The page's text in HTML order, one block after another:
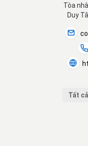
Tòa
Duy